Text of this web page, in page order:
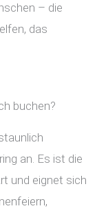
– die
das
buchen?
an. Es ist die
und eignet sich